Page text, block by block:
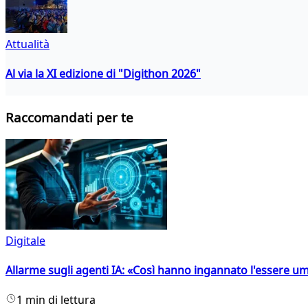
Attualità
Al via la XI edizione di "Digithon 2026"
Raccomandati per te
Digitale
Allarme sugli agenti IA: «Così hanno ingannato l'essere
1 min di lettura